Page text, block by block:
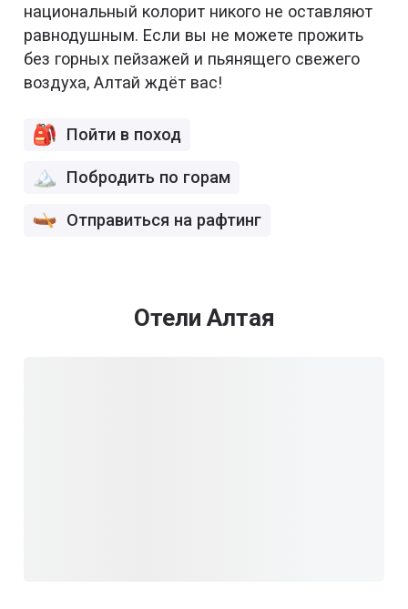
национальный колорит никого не оставляют
равнодушным. Если вы не можете прожить
без горных пейзажей и пьянящего свежего
воздуха, Алтай ждёт вас!
Пойти в поход
Побродить по горам
Отправиться на рафтинг
Отели Алтая